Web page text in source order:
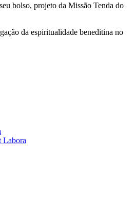
bolso, projeto da Missão Tenda do
da espiritualidade beneditina no
Labora